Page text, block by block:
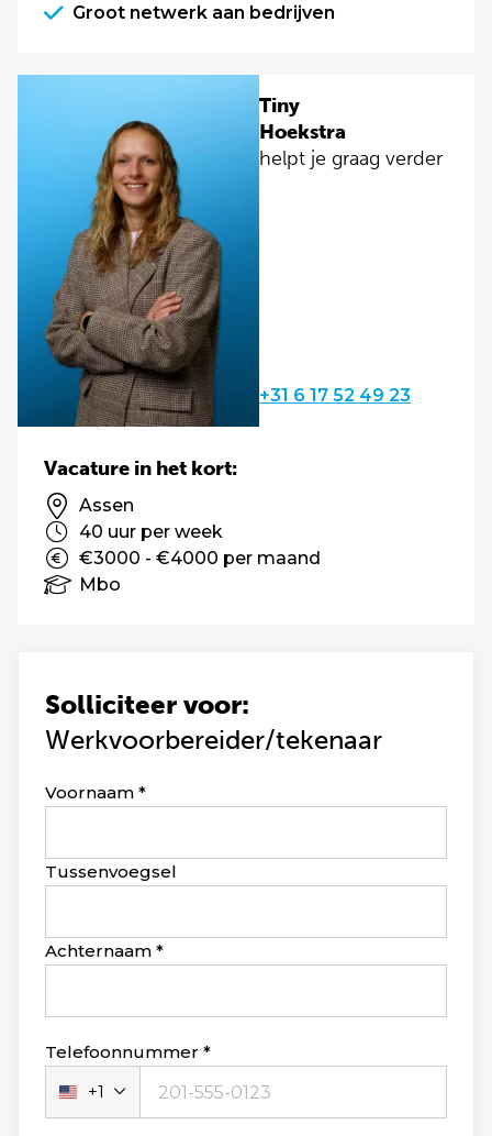
Groot netwerk aan bedrijven
Tiny
Hoekstra
helpt je graag verder
+31 6 17 52 49 23
Solliciteer voor:
Werkvoorbereider/tekenaar
Leave
blank
Voornaam
Tussenvoegsel
Achternaam
Telefoonnummer
Verenigde
Staten
+1
Vacature in het kort:
Assen
40 uur per week
€3000 - €4000 per maand
Mbo